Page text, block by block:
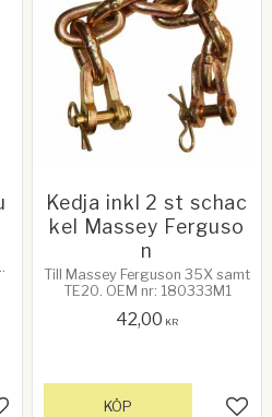
Kedja inkl 2 st schac
kel Massey Ferguso
n
Till Massey Ferguson 35X samt
TE20. OEM nr: 180333M1
42,00 KR
KÖP